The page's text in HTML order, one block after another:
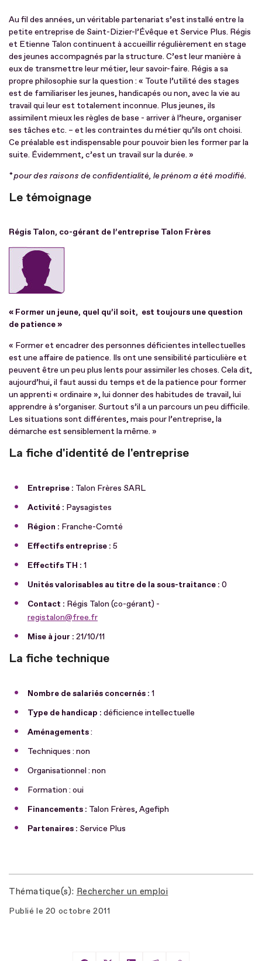
Au fil des années, un véritable partenariat s’est installé entre la
petite entreprise de Saint-Dizier-l’Évêque et Service Plus. Régis
et Etienne Talon continuent à accueillir régulièrement en stage
des jeunes accompagnés par la structure. C’est leur manière à
eux de transmettre leur métier, leur savoir-faire. Régis a sa
propre philosophie sur la question : « Toute l’utilité des stages
est de familiariser les jeunes, handicapés ou non, avec la vie au
travail qui leur est totalement inconnue. Plus jeunes, ils
assimilent mieux les règles de base - arriver à l’heure, organiser
ses tâches etc. – et les contraintes du métier qu’ils ont choisi.
Ce préalable est indispensable pour pouvoir bien les former par la
suite. Évidemment, c’est un travail sur la durée. »
* pour des raisons de confidentialité, le prénom a été modifié.
Le témoignage
Régis Talon, co-gérant de l’entreprise Talon Frères
« Former un jeune, quel qu’il soit, est toujours une question
de patience »
« Former et encadrer des personnes déficientes intellectuelles
est une affaire de patience. Ils ont une sensibilité particulière et
peuvent être un peu plus lents pour assimiler les choses. Cela dit,
aujourd’hui, il faut aussi du temps et de la patience pour former
un apprenti « ordinaire », lui donner des habitudes de travail, lui
apprendre à s’organiser. Surtout s’il a un parcours un peu difficile.
Les situations sont différentes, mais pour l’entreprise, la
démarche est sensiblement la même. »
La fiche d'identité de l'entreprise
Entreprise : Talon Frères SARL
Activité : Paysagistes
Région : Franche-Comté
Effectifs entreprise : 5
Effectifs TH : 1
Unités valorisables au titre de la sous-traitance : 0
Contact : Régis Talon (co-gérant) -
registalon@free.fr
Mise à jour : 21/10/11
La fiche technique
Nombre de salariés concernés : 1
Type de handicap : déficience intellectuelle
Aménagements:
Techniques : non
Organisationnel : non
Formation : oui
Financements : Talon Frères, Agefiph
Partenaires : Service Plus
Thématique(s) Rechercher un emploi
Publié le 20 octobre 2011